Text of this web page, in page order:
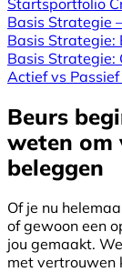
Startsportfolio
Basis Strategie
Basis Strategie:
Basis Strategie:
Actief vs
Beurs
weten om
beleggen
Of je nu
of gewoon een
jou gemaakt.
met vertrouwen